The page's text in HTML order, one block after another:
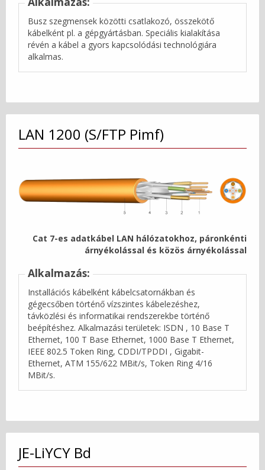
Busz szegmensek közötti csatlakozó, összekötő
kábelként pl. a gépgyártásban. Speciális kialakítása
révén a kábel a gyors kapcsolódási technológiára
alkalmas.
LAN 1200 (S/FTP Pimf)
Cat 7-es adatkábel LAN hálózatokhoz, páronkénti
árnyékolással és közös árnyékolással
Alkalmazás:
Installációs kábelként kábelcsatornákban és
gégecsőben történő vízszintes kábelezéshez,
távközlési és informatikai rendszerekbe történő
beépítéshez. Alkalmazási területek: ISDN , 10 Base T
Ethernet, 100 T Base Ethernet, 1000 Base T Ethernet,
IEEE 802.5 Token Ring, CDDI/TPDDI , Gigabit-
Ethernet, ATM 155/622 MBit/s, Token Ring 4/16
MBit/s.
JE-LiYCY Bd